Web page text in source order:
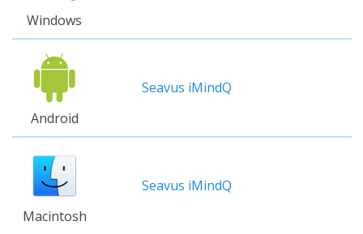
Windows
Android
Seavus iMindQ
Macintosh
Seavus iMindQ